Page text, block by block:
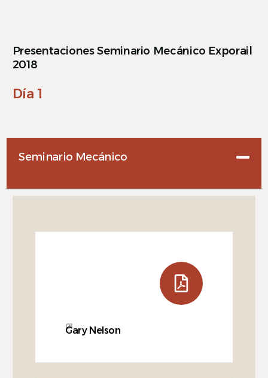
Presentaciones Seminario Mecánico Exporail
2018
Día 1
Seminario Mecánico
01
Gary Nelson